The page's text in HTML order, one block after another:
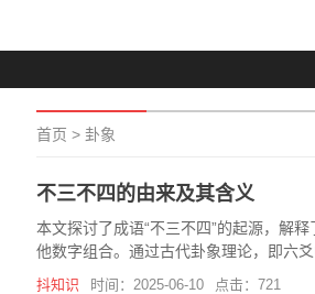
首页 > 卦象
不三不四的由来及其含义
本文探讨了成语“不三不四”的起源，解
他数字组合。通过古代卦象理论，即六
抖知识 时间：2025-06-10 点击：721